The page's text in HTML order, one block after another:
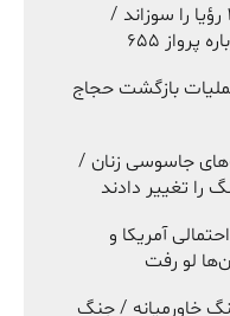
ناو وینسنس ۲۹۱ رؤیا را سوزاند /
بازگشت حجاج
جاسوسی زنان /
را تغییر دادند
آمریکا و
لو رفت
خاورمیانه / جنگ